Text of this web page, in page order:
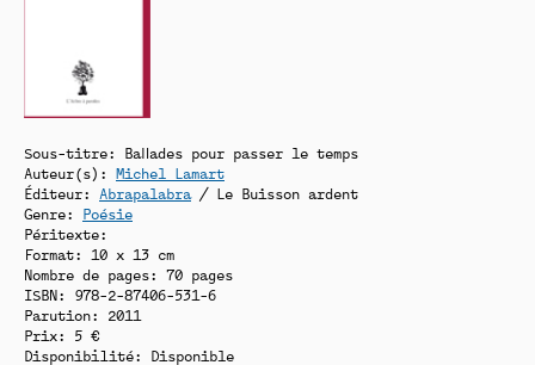
Sous-titre: Ballades pour passer le temps
Auteur(s): Michel Lamart
Éditeur: Abrapalabra/ Le Buisson ardent
Genre: Poésie
Péritexte:
Format: 10 x 13 cm
Nombre de pages: 70 pages
ISBN: 978-2-87406-531-6
Parution: 2011
Prix: 5 €
Disponibilité:
Disponible